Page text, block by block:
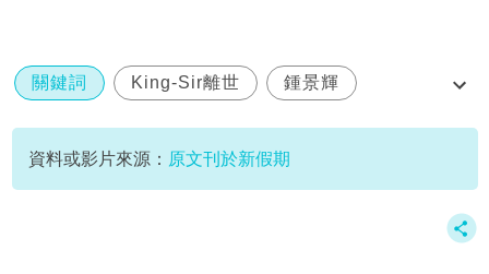
關鍵詞 King-Sir離世 鍾景輝
香港演藝界
資料或影片來源： 原文刊於新假期